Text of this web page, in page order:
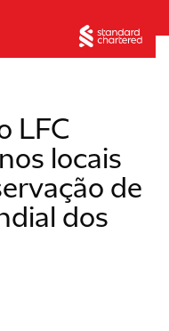
LFC
locais
de
dos